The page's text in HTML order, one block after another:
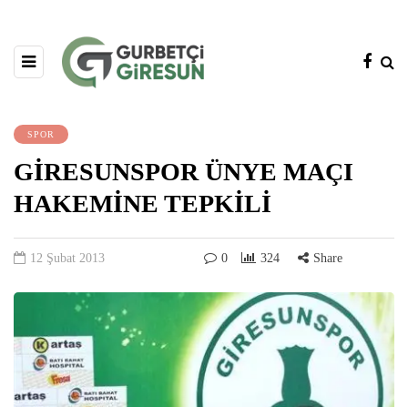
SPOR
GİRESUNSPOR ÜNYE MAÇI
HAKEMİNE TEPKİLİ
12 Şubat 2013 0 324 Share